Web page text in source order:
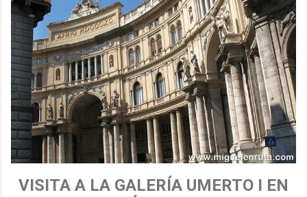
VISITA A LA GALERÍA UMERTO I EN